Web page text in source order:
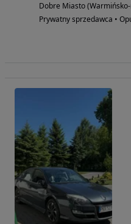
Dobre Miasto
Prywatny sprzedawca •